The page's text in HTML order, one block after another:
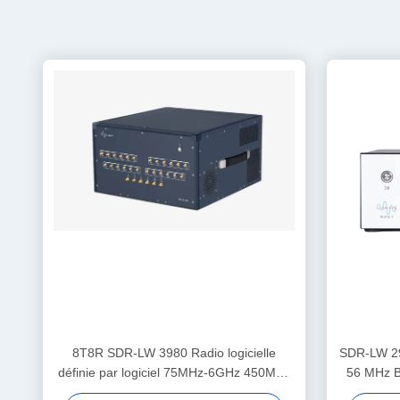
8T8R SDR-LW 3980 Radio logicielle
définie par logiciel 75MHz-6GHz 450MHz
TX BW
SDR-LW
56 MHz
BUS 2